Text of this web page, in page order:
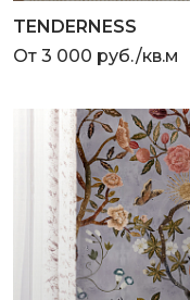
TENDERNESS
От 3 000 руб./кв.м